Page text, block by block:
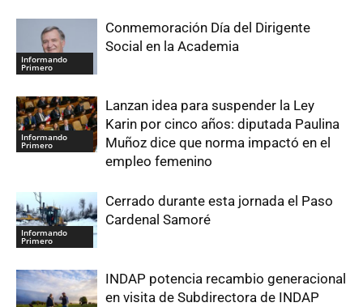
Informando
Primero
Conmemoración Día del Dirigente
Social en la Academia
Informando
Primero
Lanzan idea para suspender la Ley
Karin por cinco años: diputada Paulina
Muñoz dice que norma impactó en el
empleo femenino
Informando
Primero
Cerrado durante esta jornada el Paso
Cardenal Samoré
INDAP potencia recambio generacional
en visita de Subdirectora de INDAP